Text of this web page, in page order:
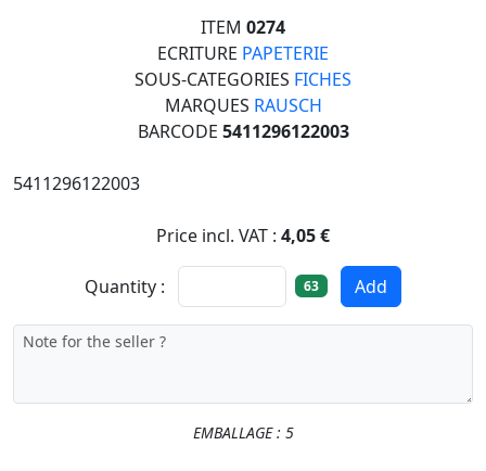
ITEM 0274
ECRITURE PAPETERIE
SOUS-CATEGORIES FICHES
MARQUES RAUSCH
BARCODE 5411296122003
5411296122003
Price incl. VAT : 4,05 €
Quantity : 63 Add
EMBALLAGE : 5